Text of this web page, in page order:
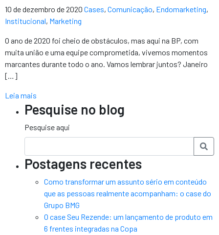
10 de dezembro de 2020 Cases, Comunicação, Endomarketing,
Institucional, Marketing
O ano de 2020 foi cheio de obstáculos, mas aqui na BP, com
muita união e uma equipe comprometida, vivemos momentos
marcantes durante todo o ano. Vamos lembrar juntos? Janeiro
[…]
Leia mais
Pesquise no blog
Pesquise aqui
Postagens recentes
Como transformar um assunto sério em conteúdo
que as pessoas realmente acompanham: o case do
Grupo BMG
O case Seu Rezende: um lançamento de produto em
6 frentes integradas na Copa